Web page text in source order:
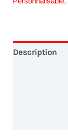
Description